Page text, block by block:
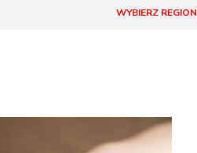
WYBIERZ REGION